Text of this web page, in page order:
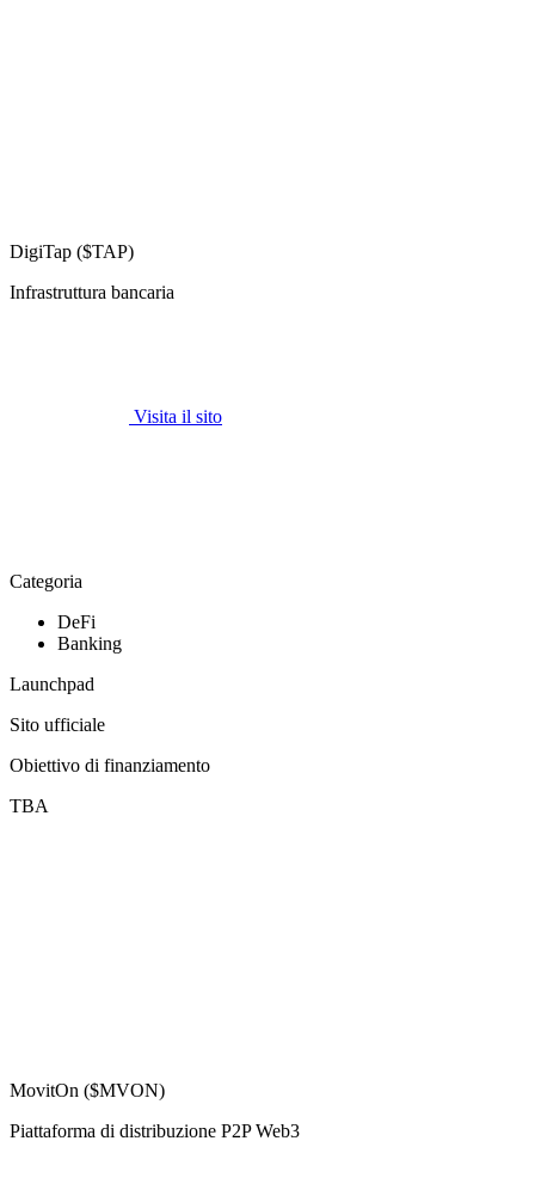
DigiTap ($TAP)
Infrastruttura bancaria
Visita il sito
Categoria
DeFi
Banking
Launchpad
Sito ufficiale
Obiettivo di finanziamento
TBA
MovitOn ($MVON)
Piattaforma di distribuzione P2P Web3